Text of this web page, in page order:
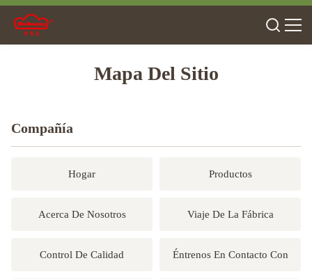
Mapa Del Sitio
Compañía
Hogar Productos
Acerca De Nosotros Viaje De La Fábrica
Control De Calidad Éntrenos En Contacto Con